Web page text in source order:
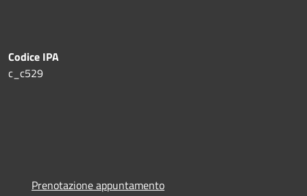
Codice IPA
c_c529
Prenotazione appuntamento